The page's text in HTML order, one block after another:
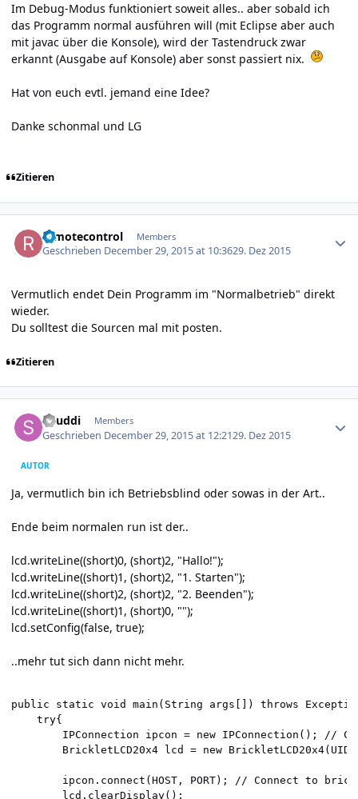
Im Debug-Modus funktioniert soweit alles.. aber sobald ich
das Programm normal ausführen will (mit Eclipse aber auch
mit javac über die Konsole), wird der Tastendruck zwar
erkannt (Ausgabe auf Konsole) aber sonst passiert nix.
Hat von euch evtl. jemand eine Idee?
Danke schonmal und LG
Zitieren
remotecontrol Members
Geschrieben December 29, 2015 at 10:3629. Dez 2015
Vermutlich endet Dein Programm im "Normalbetrieb" direkt
wieder.
Du solltest die Sourcen mal mit posten.
Zitieren
Shuddi Members
Geschrieben December 29, 2015 at 12:2129. Dez 2015
AUTOR
Ja, vermutlich bin ich Betriebsblind oder sowas in der Art..
Ende beim normalen run ist der..
lcd.writeLine((short)0, (short)2, "Hallo!");
lcd.writeLine((short)1, (short)2, "1. Starten");
lcd.writeLine((short)2, (short)2, "2. Beenden");
lcd.writeLine((short)1, (short)0, "");
lcd.setConfig(false, true);
..mehr tut sich dann nicht mehr.
public static void main(String args[]) throws